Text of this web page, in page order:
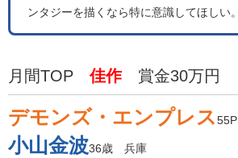
ンタジーを描くなら特に意識してほしい。
月間TOP佳作賞金30万円
デモンズ・エンプレス55P
小山金波36歳 兵庫